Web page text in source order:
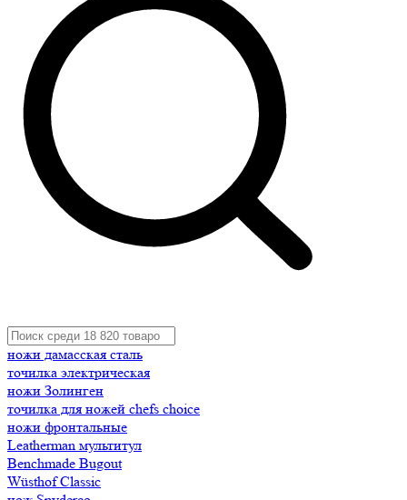
ножи дамасская сталь
точилка электрическая
ножи Золинген
точилка для ножей chefs choice
ножи фронтальные
Leatherman мультитул
Benchmade Bugout
Wüsthof Classic